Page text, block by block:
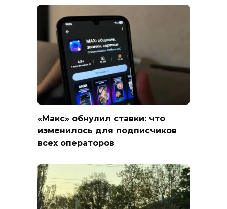
«Макс» обнулил ставки: что
изменилось для подписчиков
всех операторов